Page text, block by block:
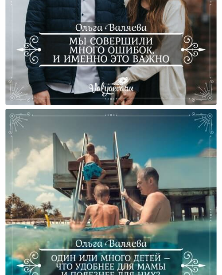
Мы Совершили Много Ошибок, И Именно Это Важно